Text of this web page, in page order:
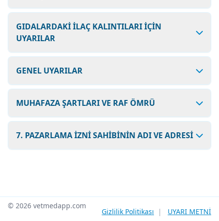
GIDALARDAKİ İLAÇ KALINTILARI İÇİN
UYARILAR
GENEL UYARILAR
MUHAFAZA ŞARTLARI VE RAF ÖMRÜ
7. PAZARLAMA İZNİ SAHİBİNİN ADI VE ADRESİ
© 2026 vetmedapp.com
Gizlilik Politikası | UYARI METNİ